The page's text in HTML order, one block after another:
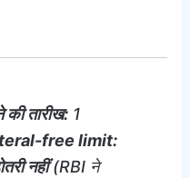
की तारीख:1
free limit:
नहीं(RBI ने